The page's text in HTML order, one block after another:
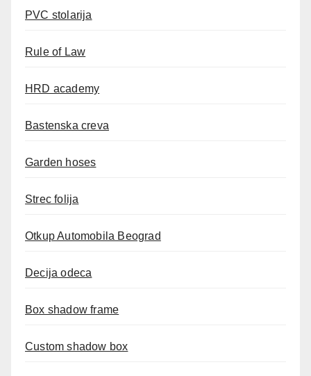
PVC stolarija
Rule of Law
HRD academy
Bastenska creva
Garden hoses
Strec folija
Otkup Automobila Beograd
Decija odeca
Box shadow frame
Custom shadow box